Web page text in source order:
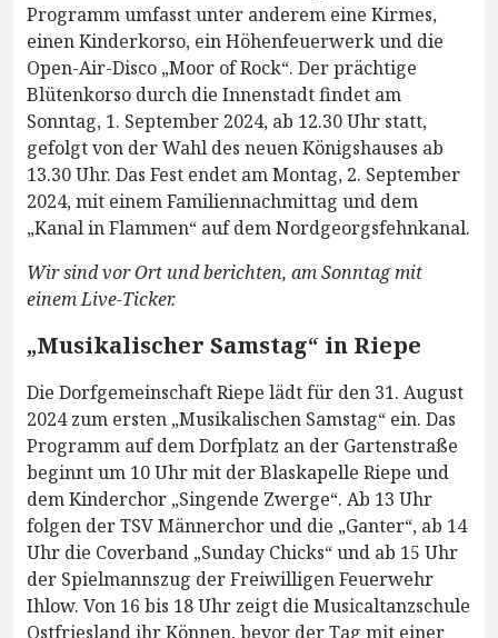
Programm umfasst unter anderem eine Kirmes,
einen Kinderkorso, ein Höhenfeuerwerk und die
Open-Air-Disco „Moor of Rock“. Der prächtige
Blütenkorso durch die Innenstadt findet am
Sonntag, 1. September 2024, ab 12.30 Uhr statt,
gefolgt von der Wahl des neuen Königshauses ab
13.30 Uhr. Das Fest endet am Montag, 2. September
2024, mit einem Familiennachmittag und dem
„Kanal in Flammen“ auf dem Nordgeorgsfehnkanal.
Wir sind vor Ort und berichten, am Sonntag mit
einem Live-Ticker.
„Musikalischer Samstag“ in Riepe
Die Dorfgemeinschaft Riepe lädt für den 31. August
2024 zum ersten „Musikalischen Samstag“ ein. Das
Programm auf dem Dorfplatz an der Gartenstraße
beginnt um 10 Uhr mit der Blaskapelle Riepe und
dem Kinderchor „Singende Zwerge“. Ab 13 Uhr
folgen der TSV Männerchor und die „Ganter“, ab 14
Uhr die Coverband „Sunday Chicks“ und ab 15 Uhr
der Spielmannszug der Freiwilligen Feuerwehr
Ihlow. Von 16 bis 18 Uhr zeigt die Musicaltanzschule
Ostfriesland ihr Können, bevor der Tag mit einer